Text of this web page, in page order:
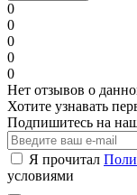
0
0
0
0
0
Нет отзывов о
Хотите узнавать
Подпишитесь на
Я прочитал
условиями